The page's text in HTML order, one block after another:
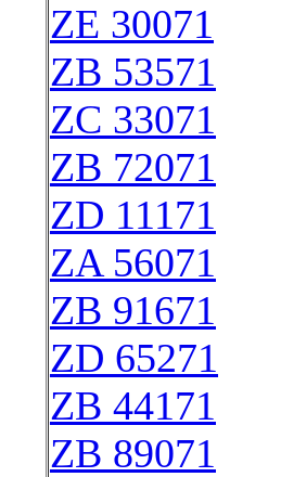
ZE 30071
ZB 53571
ZC 33071
ZB 72071
ZD 11171
ZA 56071
ZB 91671
ZD 65271
ZB 44171
ZB 89071